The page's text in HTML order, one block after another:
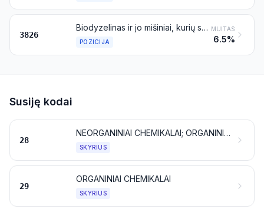
3826
Biodyzelinas ir jo mišiniai, kurių sudėtyje nėra arba yra mažiau kaip 70 % masės naftos alyvų arba alyvų, gautų iš bituminių mineralų
POZICIJA
MUITAS
6.5%
Susiję kodai
28
NEORGANINIAI CHEMIKALAI; ORGANINIAI ARBA NEORGANINIAI TAURIŲJŲ METALŲ, RETŲJŲ ŽEMIŲ METALŲ, RADIOAKTYVIŲJŲ ELEMENTŲ ARBA IZOTOPŲ JUNGINIAI
SKYRIUS
29
ORGANINIAI CHEMIKALAI
SKYRIUS